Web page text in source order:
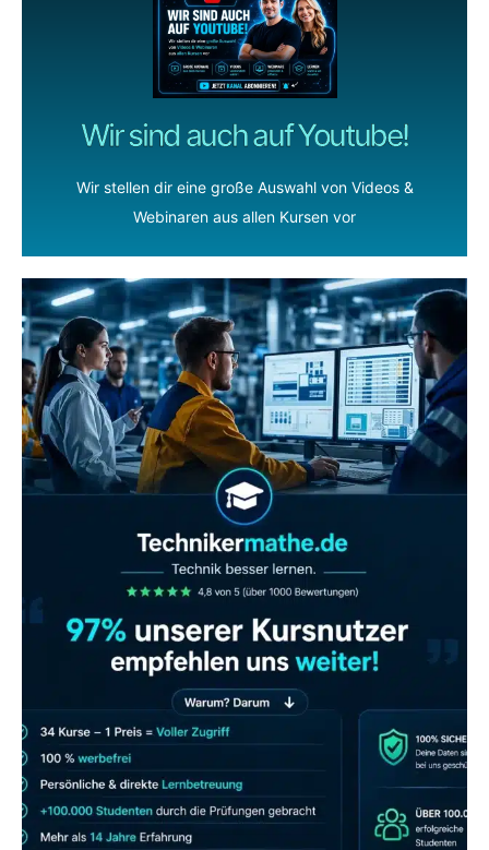
Wir sind auch auf Youtube!
Wir stellen dir eine große Auswahl von Videos &
Webinaren aus allen Kursen vor